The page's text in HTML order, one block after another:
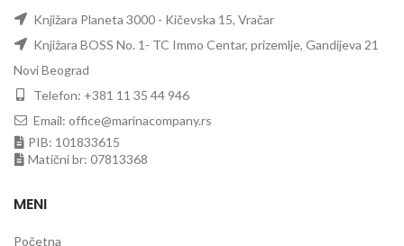
Knjižara Planeta 3000 - Kičevska 15, Vračar
Knjižara BOSS No. 1- TC Immo Centar, prizemlje, Gandijeva 21
Novi Beograd
Telefon: +381 11 35 44 946
Email: office@marinacompany.rs
PIB: 101833615
Matični br: 07813368
MENI
Početna